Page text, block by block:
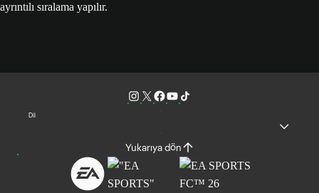
ayrıntılı sıralama yapılır.
Dil
Yukarıya dön